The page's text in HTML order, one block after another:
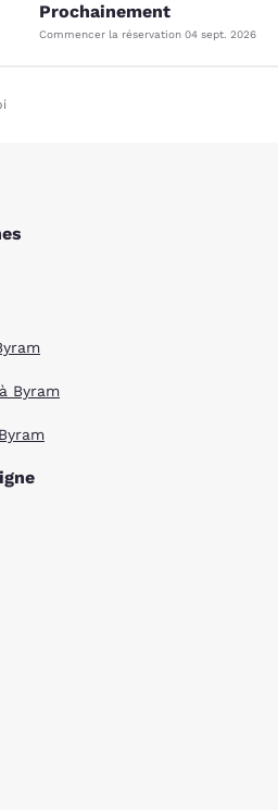
Prochainement
Commencer la réservation 04 sept. 2026
Byram